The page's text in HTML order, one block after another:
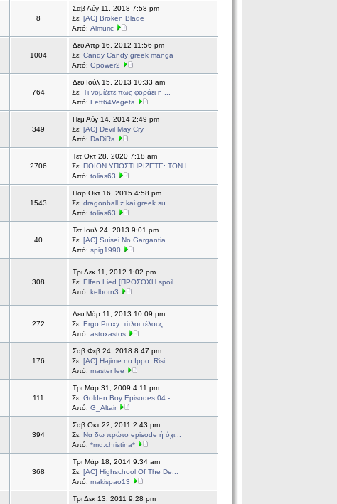
8
Σαβ Αύγ 11, 2018 7:58 pm
Σε: [AC] Broken Blade
Από: Almuric
1004
Δευ Απρ 16, 2012 11:56 pm
Σε: Candy Candy greek manga
Από: Gpower2
764
Δευ Ιούλ 15, 2013 10:33 am
Σε: Τι νομίζετε πως φοράει η ...
Από: Left64Vegeta
349
Πεμ Αύγ 14, 2014 2:49 pm
Σε: [AC] Devil May Cry
Από: DaDiRa
2706
Τετ Οκτ 28, 2020 7:18 am
Σε: ΠΟΙΟΝ ΥΠΟΣΤΗΡΙΖΕΤΕ: ΤΟΝ L...
Από: tolias63
1543
Παρ Οκτ 16, 2015 4:58 pm
Σε: dragonball z kai greek su...
Από: tolias63
40
Τετ Ιούλ 24, 2013 9:01 pm
Σε: [AC] Suisei No Gargantia
Από: spig1990
308
Τρι Δεκ 11, 2012 1:02 pm
Σε: Elfen Lied [ΠΡΟΣΟΧΗ spoil...
Από: kelborn3
272
Δευ Μάρ 11, 2013 10:09 pm
Σε: Ergo Proxy: τίτλοι τέλους
Από: astoxastos
176
Σαβ Φεβ 24, 2018 8:47 pm
Σε: [AC] Hajime no Ippo: Risi...
Από: master lee
111
Τρι Μάρ 31, 2009 4:11 pm
Σε: Golden Boy Episodes 04 - ...
Από: G_Altair
394
Σαβ Οκτ 22, 2011 2:43 pm
Σε: Να δω πρώτο episode ή όχι...
Από: *md.christina*
368
Τρι Μάρ 18, 2014 9:34 am
Σε: [AC] Highschool Of The De...
Από: makispao13
Τρι Δεκ 13, 2011 9:28 pm